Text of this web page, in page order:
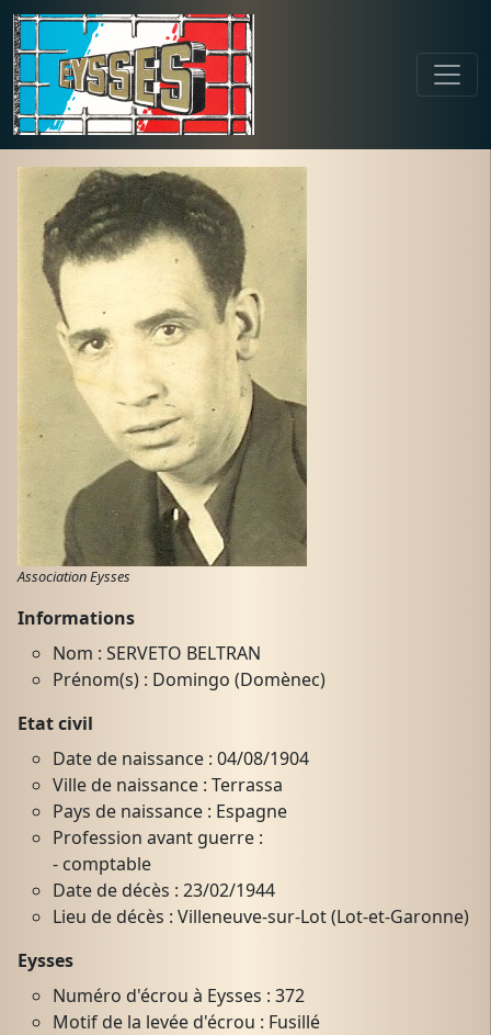
Association Eysses
Informations
Nom : SERVETO BELTRAN
Prénom(s) : Domingo (Domènec)
Etat civil
Date de naissance : 04/08/1904
Ville de naissance : Terrassa
Pays de naissance : Espagne
Profession avant guerre :
- comptable
Date de décès : 23/02/1944
Lieu de décès : Villeneuve-sur-Lot (Lot-et-Garonne)
Eysses
Numéro d'écrou à Eysses : 372
Motif de la levée d'écrou : Fusillé